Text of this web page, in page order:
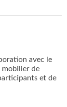
avec le
mobilier de
et de